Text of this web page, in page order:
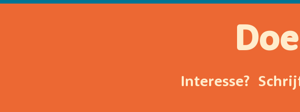
Interesse?